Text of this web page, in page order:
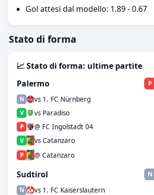
Gol attesi dal modello: 1.89 - 0.67
Stato di forma
📈 Stato di forma: ultime partite
Palermo
P
N vs 1. FC Nürnberg
V vs Paradiso
P @ FC Ingolstadt 04
V vs Catanzaro
P @ Catanzaro
Sudtirol N
N vs 1. FC Kaiserslautern